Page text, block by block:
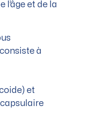
et de la
à
et